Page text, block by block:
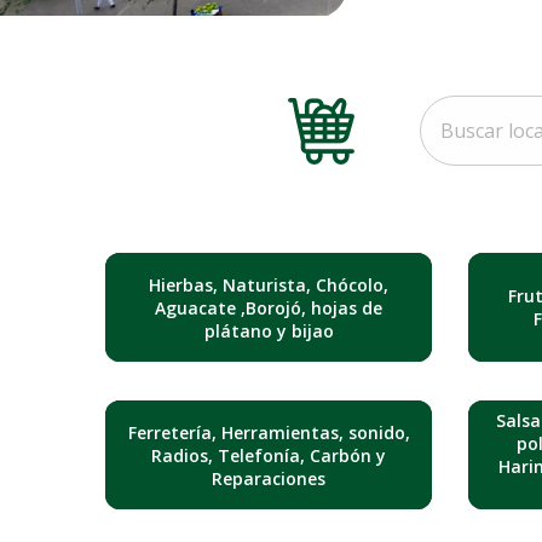
Hierbas, Naturista, Chócolo,
Aguacate ,Borojó, hojas de
plátano y bijao
Ferretería, Herramientas, sonido,
Radios, Telefonía, Carbón y
Reparaciones